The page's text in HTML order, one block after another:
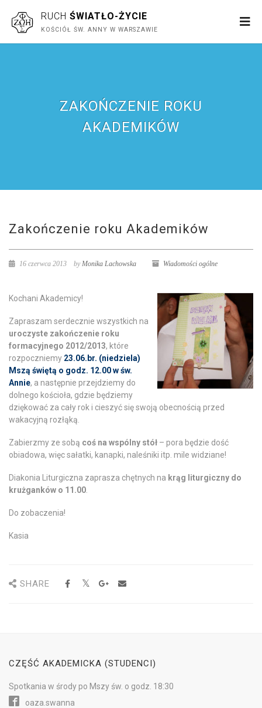
RUCH ŚWIATŁO-ŻYCIE
KOŚCIÓŁ ŚW. ANNY W WARSZAWIE
ZAKOŃCZENIE ROKU
AKADEMIKÓW
Zakończenie roku Akademików
16 czerwca 2013 byMonika Lachowska Wiadomości ogólne
Kochani Akademicy!
Zapraszam serdecznie wszystkich na
uroczyste zakończenie roku
formacyjnego 2012/2013, które
rozpoczniemy 23.06.br. (niedziela)
Mszą świętą o godz. 12.00 w św.
Annie, a następnie przejdziemy do
dolnego kościoła, gdzie będziemy
dziękować za cały rok i cieszyć się swoją obecnością przed
wakacyjną rozłąką.
Zabierzmy ze sobą coś na wspólny stół – pora będzie dość
obiadowa, więc sałatki, kanapki, naleśniki itp. mile widziane!
Diakonia Liturgiczna zaprasza chętnych na krąg liturgiczny do
krużganków o 11.00
Do zobaczenia!
Kasia
SHARE
CZĘŚĆ AKADEMICKA (STUDENCI)
Spotkania w środypo Mszy św. o godz. 18:30
oaza.swanna